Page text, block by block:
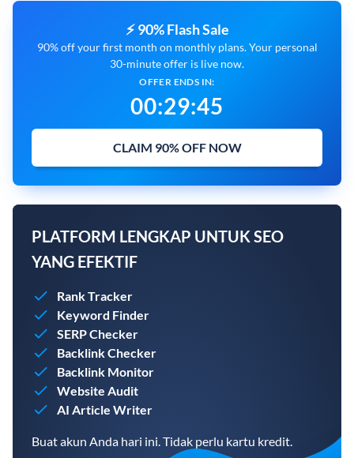
⚡ 90% Flash Sale
90% off your first month on monthly plans. Your personal
30-minute offer is live now.
OFFER ENDS IN:
00:29:44
CLAIM 90% OFF NOW
PLATFORM LENGKAP UNTUK SEO
YANG EFEKTIF
Rank Tracker
Keyword Finder
SERP Checker
Backlink Checker
Backlink Monitor
Website Audit
AI Article Writer
Buat akun Anda hari ini. Tidak perlu kartu kredit.